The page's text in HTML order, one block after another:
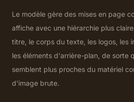
Le modèle gère des mises en page
affiche avec une hiérarchie plus
titre, le corps du texte, les logos, les
les éléments d'arrière-plan, de sorte
semblent plus proches du matériel
d'image brute.